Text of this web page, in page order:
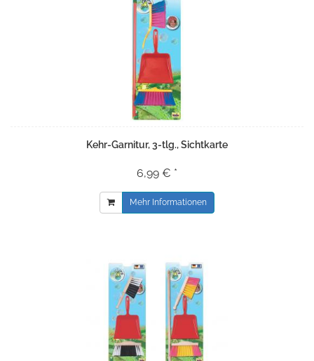
Kehr-Garnitur, 3-tlg., Sichtkarte
6,99 € *
Mehr Informationen